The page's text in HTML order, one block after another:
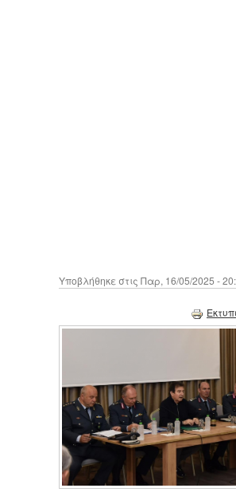
Υποβλήθηκε στις Παρ, 16/05/2025 -